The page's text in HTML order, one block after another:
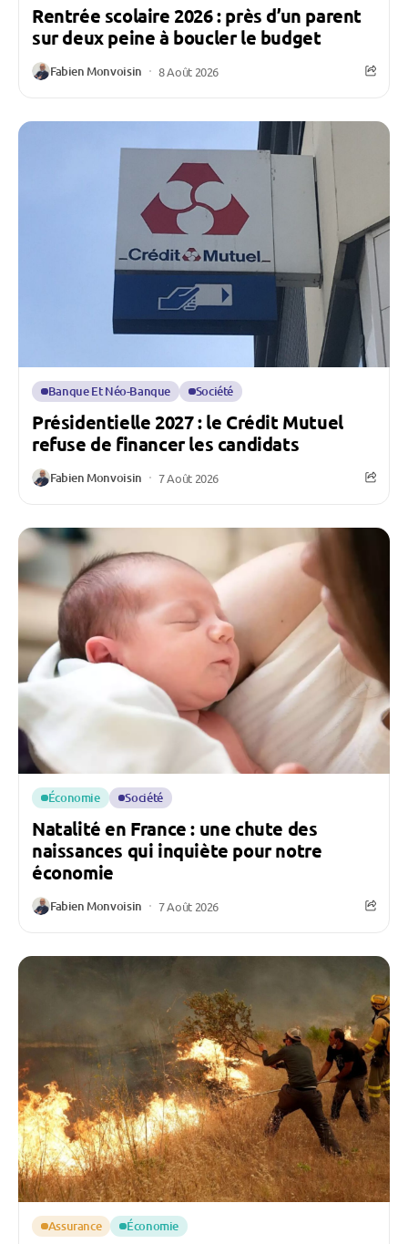
Rentrée scolaire 2026 : près d’un parent
sur deux peine à boucler le budget
Fabien Monvoisin 8 Août 2026
Banque Et Néo-Banque Société
Présidentielle 2027 : le Crédit Mutuel
refuse de financer les candidats
Fabien Monvoisin 7 Août 2026
Économie Société
Natalité en France : une chute des
naissances qui inquiète pour notre
économie
Fabien Monvoisin 7 Août 2026
Assurance Économie